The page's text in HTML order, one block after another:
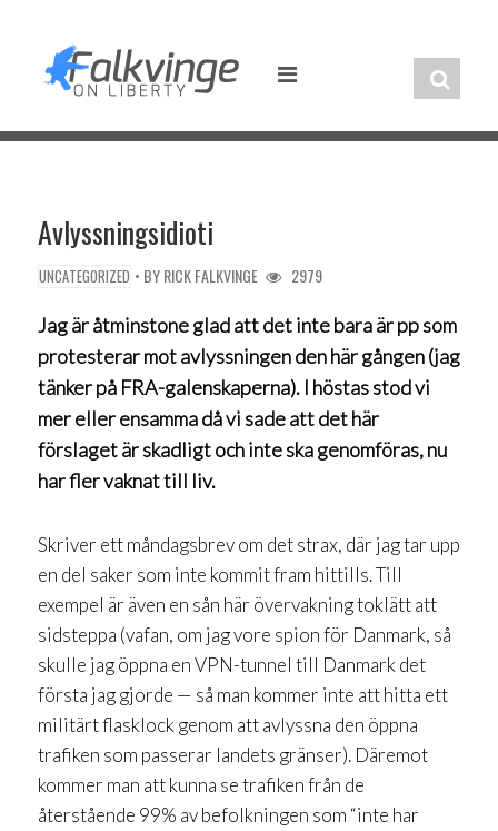
content
Avlyssningsidioti
UNCATEGORIZED • BYRICK FALKVINGE 2979
Jag är åtminstone glad att det inte bara är pp som
protesterar mot avlyssningen den här gången (jag
tänker på FRA-galenskaperna). I höstas stod vi
mer eller ensamma då vi sade att det här
förslaget är skadligt och inte ska genomföras, nu
har fler vaknat till liv.
Skriver ett måndagsbrev om det strax, där jag tar upp
en del saker som inte kommit fram hittills. Till
exempel är även en sån här övervakning toklätt att
sidsteppa (vafan, om jag vore spion för Danmark, så
skulle jag öppna en VPN-tunnel till Danmark det
första jag gjorde — så man kommer inte att hitta ett
militärt flasklock genom att avlyssna den öppna
trafiken som passerar landets gränser). Däremot
kommer man att kunna se trafiken från de
återstående 99% av befolkningen som “inte har